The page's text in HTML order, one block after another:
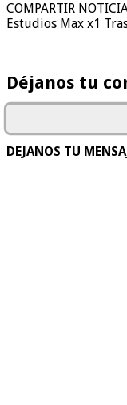
COMPARTIR
Estudios Max x1
Déjanos tu
DEJANOS TU